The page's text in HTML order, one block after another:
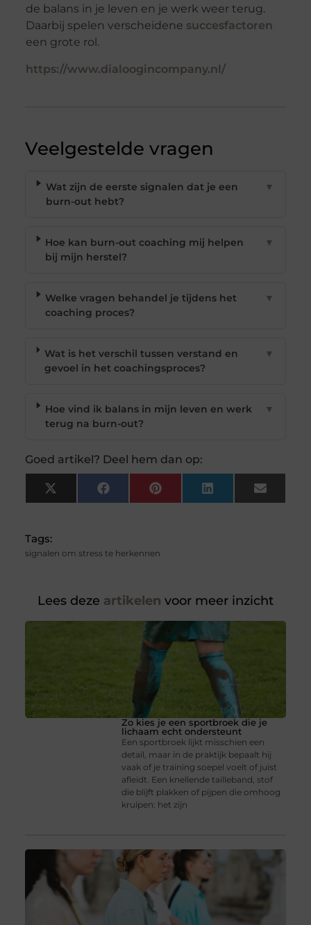
de balans in je leven en je werk weer terug.
Daarbij spelen verscheidene succesfactoren
een grote rol.
https://www.dialoogincompany.nl/
Veelgestelde vragen
Wat zijn de eerste signalen dat je een
burn-out hebt?
▼
Hoe kan burn-out coaching mij helpen
bij mijn herstel?
▼
Welke vragen behandel je tijdens het
coaching proces?
▼
Wat is het verschil tussen verstand en
gevoel in het coachingsproces?
▼
Hoe vind ik balans in mijn leven en werk
terug na burn-out?
▼
Goed artikel? Deel hem dan op:
X
(Twitter)
FacebookPinterest LinkedIn Email
Tags:
signalen om stress te herkennen
Lees deze artikelen voor meer inzicht
Zo kies je een sportbroek die je
lichaam echt ondersteunt
Een sportbroek lijkt misschien een
detail, maar in de praktijk bepaalt hij
vaak of je training soepel voelt of juist
afleidt. Een knellende tailleband, stof
die blijft plakken of pijpen die omhoog
kruipen: het zijn